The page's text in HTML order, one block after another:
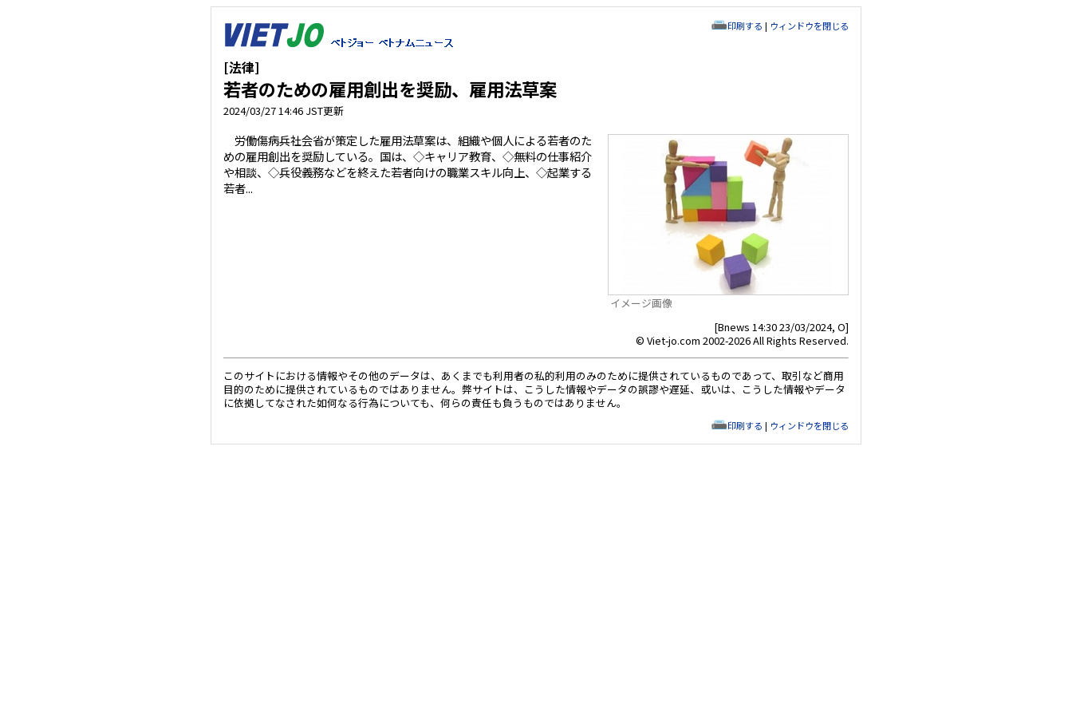
印刷する | ウィンドウを閉じる
[法律]
若者のための雇用創出を奨励、雇用法草案
2024/03/27 14:46 JST更新
イメージ画像
労働傷病兵社会省が策定した雇用法草案は、組織や個人による若者のた
めの雇用創出を奨励している。国は、◇キャリア教育、◇無料の仕事紹介
や相談、◇兵役義務などを終えた若者向けの職業スキル向上、◇起業する
若者...
[Bnews 14:30 23/03/2024, O]
© Viet-jo.com 2002-2026 All Rights Reserved.
このサイトにおける情報やその他のデータは、あくまでも利用者の私的利用のみのために提供されているものであって、取引など商用
目的のために提供されているものではありません。弊サイトは、こうした情報やデータの誤謬や遅延、或いは、こうした情報やデータ
に依拠してなされた如何なる行為についても、何らの責任も負うものではありません。
印刷する | ウィンドウを閉じる